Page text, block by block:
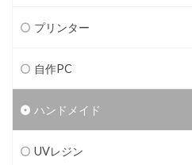
プリンター
自作PC
ハンドメイド
UVレジン